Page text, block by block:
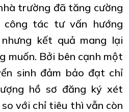
trường đã tăng cường
tác tư vấn hướng
kết quả mang lại
muốn. Bởi bên cạnh một
sinh đảm bảo đạt chỉ
hồ sơ đăng ký xét
với chỉ tiêu thì vẫn còn